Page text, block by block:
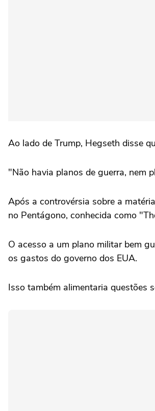
Ao lado de Trump, Hegseth disse
"Não havia planos de guerra, nem
Após a controvérsia sobre a
no Pentágono, conhecida como
O acesso a um plano militar bem
os gastos do governo dos EUA.
Isso também alimentaria questões